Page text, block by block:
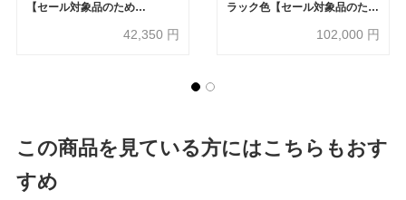
【セール対象品のため
42,350 円
ラック色【セール対象品のため
102,000 円
この商品を見ている方にはこちらもおす
すめ